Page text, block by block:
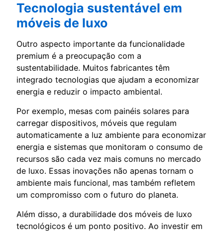
Tecnologia sustentável em
móveis de luxo
Outro aspecto importante da funcionalidade
premium é a preocupação com a
sustentabilidade. Muitos fabricantes têm
integrado tecnologias que ajudam a economizar
energia e reduzir o impacto ambiental.
Por exemplo, mesas com painéis solares para
carregar dispositivos, móveis que regulam
automaticamente a luz ambiente para economizar
energia e sistemas que monitoram o consumo de
recursos são cada vez mais comuns no mercado
de luxo. Essas inovações não apenas tornam o
ambiente mais funcional, mas também refletem
um compromisso com o futuro do planeta.
Além disso, a durabilidade dos móveis de luxo
tecnológicos é um ponto positivo. Ao investir em